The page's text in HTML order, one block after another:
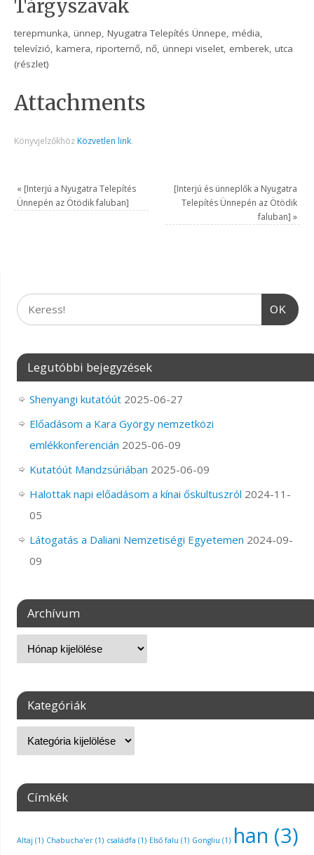
Tárgyszavak
terepmunka, ünnep, Nyugatra Telepítés Ünnepe, média,
televízió, kamera, riporternő, nő, ünnepi viselet, emberek, utca
(részlet)
Attachments
Könyvjelzőkhöz Közvetlen link.
« [Interjú a Nyugatra Telepítés
Ünnepén az Ötödik faluban]
[Interjú és ünneplők a Nyugatra
Telepítés Ünnepén az Ötödik
faluban] »
OK
Legutóbbi bejegyzések
Shenyangi kutatóút 2025-06-27
Előadásom a Kara György nemzetközi
emlékkonferencián 2025-06-09
Kutatóút Mandzsúriában 2025-06-09
Halottak napi előadásom a kínai őskultuszról 2024-11-
05
Látogatás a Daliani Nemzetiségi Egyetemen 2024-09-
09
Archívum
Kategóriák
Címkék
Altaj (1) Chabucha'er(1) családfa (1) Első falu (1) Gongliu (1) han (3)